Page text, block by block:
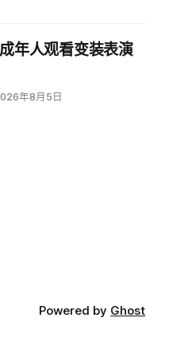
年人观看变装表演
年8月5日
Powered by Ghost